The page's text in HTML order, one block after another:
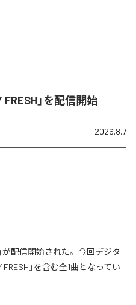
FRESH」を配信開始
2026.8.7
が配信開始された。今回デジタ
FRESH」を含む全1曲となってい